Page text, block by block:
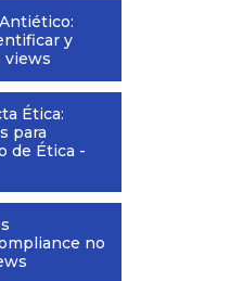
y
views
Ética:
para
de Ética -
no